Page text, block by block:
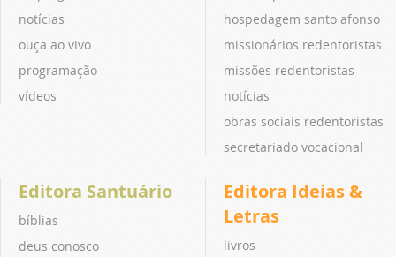
notícias
ouça ao vivo
programação
vídeos
hospedagem santo afonso
missionários redentoristas
missões redentoristas
notícias
obras sociais redentoristas
secretariado vocacional
Editora Santuário
bíblias
deus conosco
Editora Ideias &
Letras
livros